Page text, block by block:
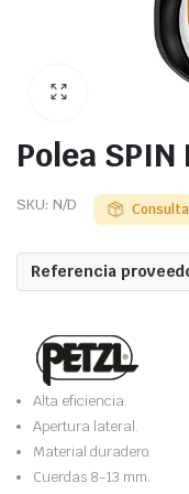
Polea
SKU: N/D
Referencia
Alta eficiencia.
Apertura lateral.
Material duradero.
Cuerdas 8-13 mm.